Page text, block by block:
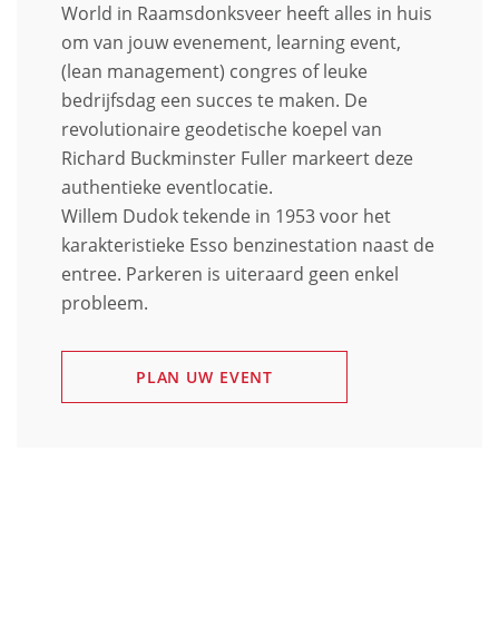
World in Raamsdonksveer heeft alles in huis
om van jouw evenement, learning event,
(lean management) congres of leuke
bedrijfsdag een succes te maken. De
revolutionaire geodetische koepel van
Richard Buckminster Fuller markeert deze
authentieke eventlocatie.
Willem Dudok tekende in 1953 voor het
karakteristieke Esso benzinestation naast de
entree. Parkeren is uiteraard geen enkel
probleem.
PLAN UW EVENT